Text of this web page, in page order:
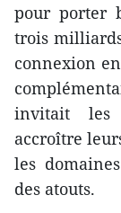
pour porter
trois
connexion
invitait les
accroître
les
des atouts.